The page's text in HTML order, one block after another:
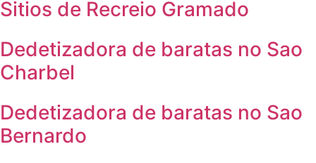
Sitios de Recreio Gramado
Dedetizadora de baratas no Sao
Charbel
Dedetizadora de baratas no Sao
Bernardo